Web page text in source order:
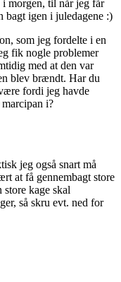
morgen, til når jeg får
bagt igen i juledagene :)
som jeg fordelte i en
fik nogle problemer
med at den var
blev brændt. Har du
fordi jeg havde
i?
jeg også snart må
at få gennembagt store
kage skal
så skru evt. ned for